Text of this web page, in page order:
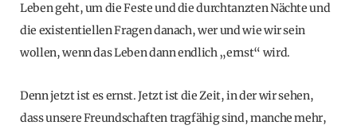
Leben geht, um die Feste und die durchtanzten Nächte und
die existentiellen Fragen danach, wer und wie wir sein
wollen, wenn das Leben dann endlich „ernst“ wird.
Denn jetzt ist es ernst. Jetzt ist die Zeit, in der wir sehen,
dass unsere Freundschaften tragfähig sind, manche mehr,